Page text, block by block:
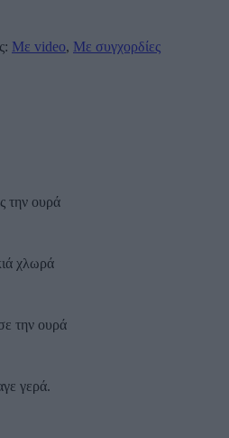
Με video, Με συγχορδίες
την ουρά
χλωρά
την ουρά
γερά.